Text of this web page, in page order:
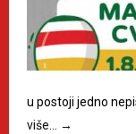
u postoji jedno
više…
→